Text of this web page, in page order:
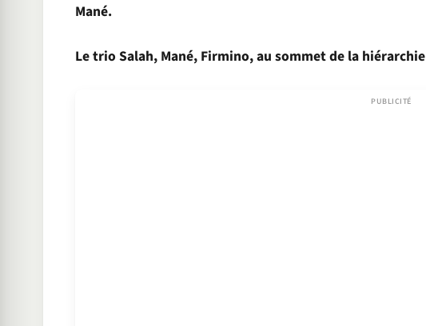
Mané.
Le trio Salah, Mané, Firmino, au sommet de la hiérarchie